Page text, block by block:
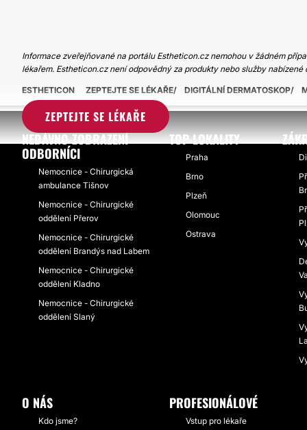
Informace zveřejňované na portálu Estheticon.cz nemohou v žádném
lékařem. Estheticon.cz není odpovědný za produkty nebo služby nabízené
ZEPTEJTE SE LÉKAŘE
ESTHETICON ZEPTEJTE SE LÉKAŘE DIGITÁLNÍ DERMATOSKOP
NEDÁVNO ZOBRAZENÍ
ODBORNÍCI
Nemocnice - Chirurgická
ambulance Tišnov
Nemocnice - Chirurgické
oddělení Přerov
Nemocnice - Chirurgické
oddělení Brandýs nad Labem
Nemocnice - Chirurgické
oddělení Kladno
Nemocnice - Chirurgické
oddělení Slaný
TOP LOKALITY
Praha
Brno
Plzeň
Olomouc
Ostrava
O NÁS
Kdo jsme?
PROFESIONÁLOVÉ
Vstup pro lékaře